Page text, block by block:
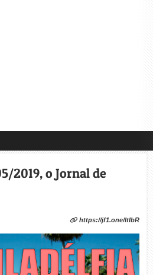
2019, o Jornal de
https://jf1.one/ltIbR